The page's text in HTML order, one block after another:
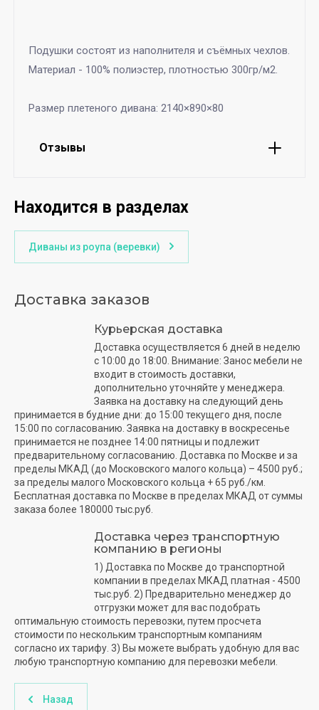
Подушки состоят из наполнителя и съёмных чехлов.
Материал - 100% полиэстер, плотностью 300гр/м2.
Размер плетеного дивана: 2140×890×80
Отзывы
Находится в разделах
Диваны из роупа (веревки)
Доставка заказов
Курьерская доставка
Доставка осуществляется 6 дней в неделю
с 10:00 до 18:00. Внимание: Занос мебели не
входит в стоимость доставки,
дополнительно уточняйте у менеджера.
Заявка на доставку на следующий день
принимается в будние дни: до 15:00 текущего дня, после
15:00 по согласованию. Заявка на доставку в воскресенье
принимается не позднее 14:00 пятницы и подлежит
предварительному согласованию. Доставка по Москве и за
пределы МКАД (до Московского малого кольца) – 4500 руб.;
за пределы малого Московского кольца + 65 руб./км.
Бесплатная доставка по Москве в пределах МКАД от суммы
заказа более 180000 тыс.руб.
Доставка через транспортную
компанию в регионы
1) Доставка по Москве до транспортной
компании в пределах МКАД платная - 4500
тыс.руб. 2) Предварительно менеджер до
отгрузки может для вас подобрать
оптимальную стоимость перевозки, путем просчета
стоимости по нескольким транспортным компаниям
согласно их тарифу. 3) Вы можете выбрать удобную для вас
любую транспортную компанию для перевозки мебели.
Назад